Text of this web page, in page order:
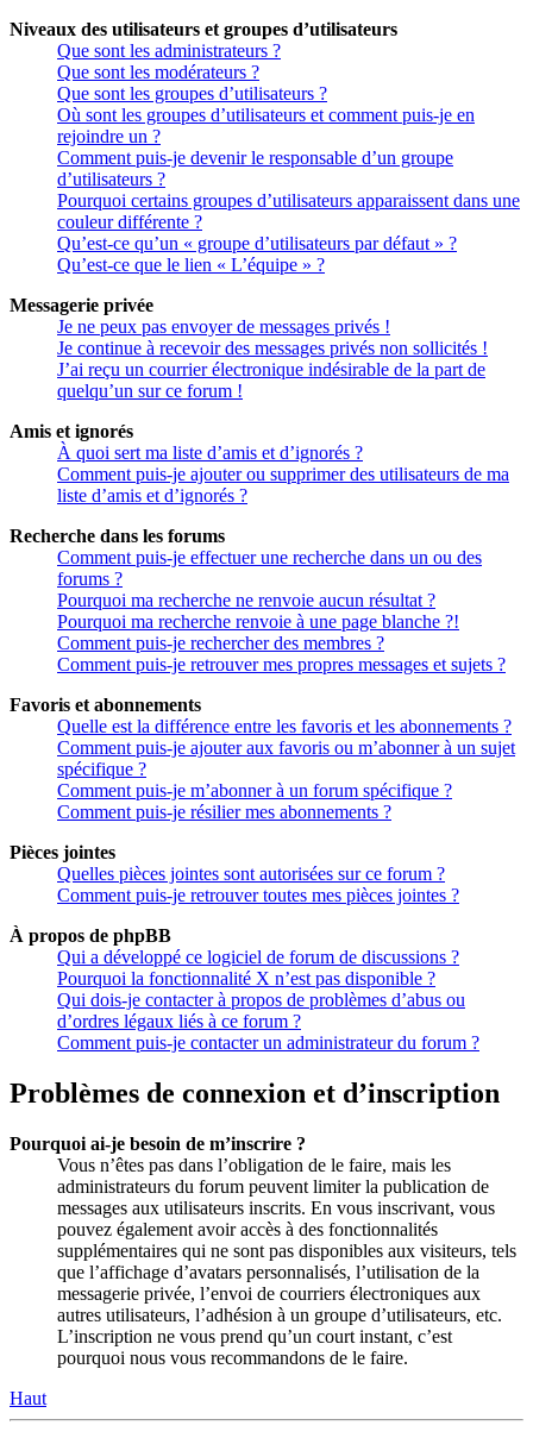
Niveaux des utilisateurs et groupes d’utilisateurs
Que sont les administrateurs ?
Que sont les modérateurs ?
Que sont les groupes d’utilisateurs ?
Où sont les groupes d’utilisateurs et comment puis-je en
rejoindre un ?
Comment puis-je devenir le responsable d’un groupe
d’utilisateurs ?
Pourquoi certains groupes d’utilisateurs apparaissent dans une
couleur différente ?
Qu’est-ce qu’un « groupe d’utilisateurs par défaut » ?
Qu’est-ce que le lien « L’équipe » ?
Messagerie privée
Je ne peux pas envoyer de messages privés !
Je continue à recevoir des messages privés non sollicités !
J’ai reçu un courrier électronique indésirable de la part de
quelqu’un sur ce forum !
Amis et ignorés
À quoi sert ma liste d’amis et d’ignorés ?
Comment puis-je ajouter ou supprimer des utilisateurs de ma
liste d’amis et d’ignorés ?
Recherche dans les forums
Comment puis-je effectuer une recherche dans un ou des
forums ?
Pourquoi ma recherche ne renvoie aucun résultat ?
Pourquoi ma recherche renvoie à une page blanche ?!
Comment puis-je rechercher des membres ?
Comment puis-je retrouver mes propres messages et sujets ?
Favoris et abonnements
Quelle est la différence entre les favoris et les abonnements ?
Comment puis-je ajouter aux favoris ou m’abonner à un sujet
spécifique ?
Comment puis-je m’abonner à un forum spécifique ?
Comment puis-je résilier mes abonnements ?
Pièces jointes
Quelles pièces jointes sont autorisées sur ce forum ?
Comment puis-je retrouver toutes mes pièces jointes ?
À propos de phpBB
Qui a développé ce logiciel de forum de discussions ?
Pourquoi la fonctionnalité X n’est pas disponible ?
Qui dois-je contacter à propos de problèmes d’abus ou
d’ordres légaux liés à ce forum ?
Comment puis-je contacter un administrateur du forum ?
Problèmes de connexion et d’inscription
Pourquoi ai-je besoin de m’inscrire ?
Vous n’êtes pas dans l’obligation de le faire, mais les
administrateurs du forum peuvent limiter la publication de
messages aux utilisateurs inscrits. En vous inscrivant, vous
pouvez également avoir accès à des fonctionnalités
supplémentaires qui ne sont pas disponibles aux visiteurs, tels
que l’affichage d’avatars personnalisés, l’utilisation de la
messagerie privée, l’envoi de courriers électroniques aux
autres utilisateurs, l’adhésion à un groupe d’utilisateurs, etc.
L’inscription ne vous prend qu’un court instant, c’est
pourquoi nous vous recommandons de le faire.
Haut